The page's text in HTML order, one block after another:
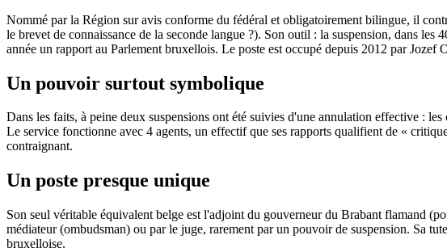
Nommé par la Région sur avis conforme du fédéral et obligatoirement bilingue, il
le brevet de connaissance de la seconde langue ?). Son outil : la suspension, dans
année un rapport au Parlement bruxellois. Le poste est occupé depuis 2012 par Jozef
Un pouvoir surtout symbolique
Dans les faits, à peine deux suspensions ont été suivies d'une annulation effective :
Le service fonctionne avec 4 agents, un effectif que ses rapports qualifient de «
contraignant.
Un poste presque unique
Son seul véritable équivalent belge est l'adjoint du gouverneur du Brabant flamand
médiateur (ombudsman) ou par le juge, rarement par un pouvoir de suspension. Sa
bruxelloise.